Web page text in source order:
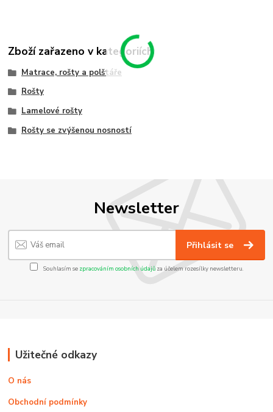
Zboží zařazeno v kategoriích
Matrace, rošty a polštáře
Rošty
Lamelové rošty
Rošty se zvýšenou nosností
Newsletter
Přihlásit se
Souhlasím se zpracováním osobních údajůza účelem rozesílky newsletteru.
Užitečné odkazy
O nás
Obchodní podmínky